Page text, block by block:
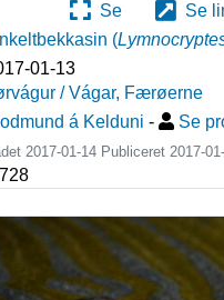
Se
Se
(
01-13
/ Vágar, Færøerne
á Kelduni - Se
2017-01-14 Publiceret 2017-